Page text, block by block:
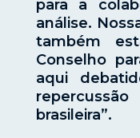
para a
análise.
também
Conselho
aqui
brasileira”.